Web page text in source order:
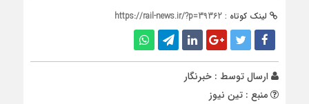
لینک کوتاه : https://rail-news.ir/?p=39362
ارسال توسط : خبرنگار
منبع : تین نیوز